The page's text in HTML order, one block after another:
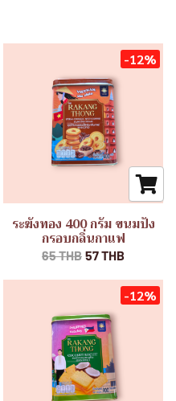
-12%
ระฆังทอง 400 กรัม ขนมปัง
กรอบกลิ่นกาแฟ
65 THB 57 THB
-12%